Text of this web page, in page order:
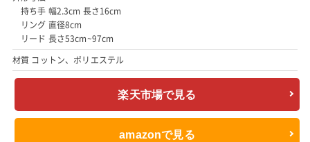
持ち手 幅2.3cm 長さ16cm
リング 直径8cm
リード 長さ53cm~97cm
材質 コットン、ポリエステル
楽天市場で見る
amazonで見る